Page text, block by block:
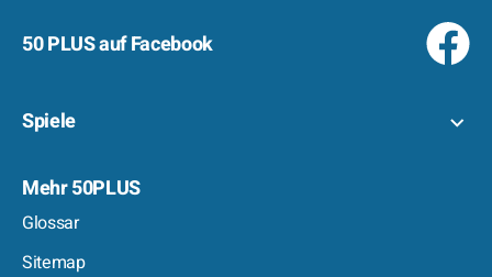
50 PLUS auf Facebook
Spiele
Mehr 50PLUS
Glossar
Sitemap